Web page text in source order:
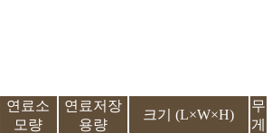
연료소
모량
연료저장
용량
크기 (L×W×H)
무
게